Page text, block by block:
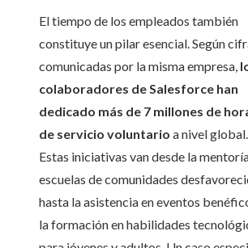
El tiempo de los empleados también
constituye un pilar esencial. Según
comunicadas por la misma empresa,
colaboradores de Salesforce han
dedicado más de 7 millones de
de servicio voluntario a nivel global.
Estas iniciativas van desde la
escuelas de comunidades
hasta la asistencia en eventos
la formación en habilidades